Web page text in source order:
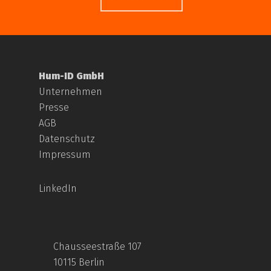
Hum-ID GmbH
Unternehmen
Presse
AGB
Datenschutz
Impressum
LinkedIn
Chausseestraße 107
10115 Berlin